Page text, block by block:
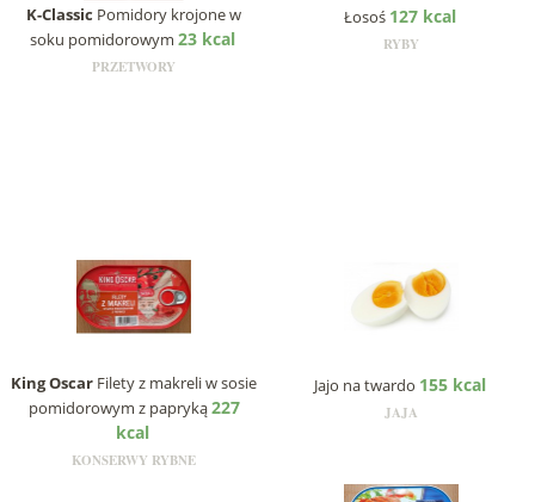
K-Classic Pomidory krojone w
soku pomidorowym 23 kcal
PRZETWORY
Łosoś 127 kcal
RYBY
King Oscar Filety z makreli w sosie
pomidorowym z papryką227
kcal
KONSERWY RYBNE
Jajo na twardo 155 kcal
JAJA